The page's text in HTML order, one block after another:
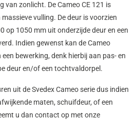
van zonlicht. De Cameo CE 121 is
vulling. De deur is voorzien
op 1050 mm uit onderzijde deur en een
Indien gewenst kan de Cameo
bewerking, denk hierbij aan pas- en
deur en/of een tochtvaldorpel.
uit de Svedex Cameo serie dus indien
maten, schuifdeur, of een
u dan contact op met onze